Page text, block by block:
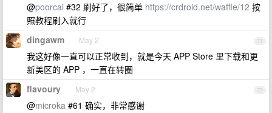
@poorcai #32 刷好了，很简单 https://crdroid.net/waffle/12 按
照教程刷入就行
71
dingawm May 2
我这好像一直可以正常收到，就是今天 APP Store 里下载和更
新美区的 APP ，一直在转圈
72
flavoury May 2
@microka #61 确实，非常感谢